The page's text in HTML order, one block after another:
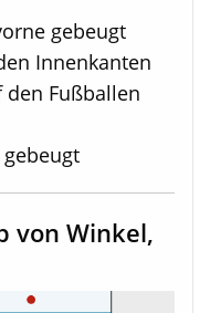
gebeugt
Innenkanten
Fußballen
von Winkel,